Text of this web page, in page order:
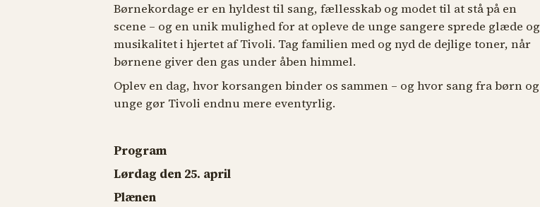
Børnekordage er en hyldest til sang, fællesskab og modet til at stå på en
scene – og en unik mulighed for at opleve de unge sangere sprede glæde og
musikalitet i hjertet af Tivoli. Tag familien med og nyd de dejlige toner, når
børnene giver den gas under åben himmel.
Oplev en dag, hvor korsangen binder os sammen – og hvor sang fra børn og
unge gør Tivoli endnu mere eventyrlig.
Program
Lørdag den 25. april
Plænen